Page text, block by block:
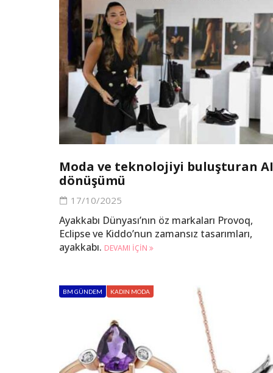
Moda ve teknolojiyi buluşturan AI
dönüşümü
17/10/2025
Ayakkabı Dünyası’nın öz markaları Provoq,
Eclipse ve Kiddo’nun zamansız tasarımları,
ayakkabı. DEVAMI IÇIN
BM GÜNDEM KADIN MODA